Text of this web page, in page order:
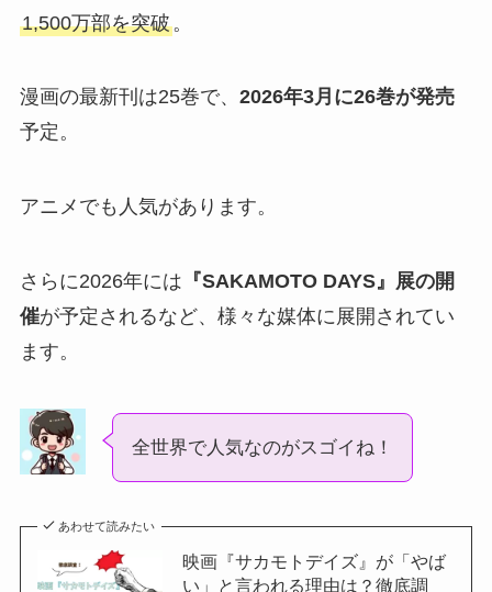
1,500万部を突破。
漫画の最新刊は25巻で、 2026年3月に26巻が発売
予定。
アニメでも人気があります。
さらに2026年には 『SAKAMOTO DAYS』展の開
催が予定されるなど、様々な媒体に展開されてい
ます。
全世界で人気なのがスゴイね！
あわせて読みたい
映画『サカモトデイズ』が「やば
い」と言われる理由は？徹底調